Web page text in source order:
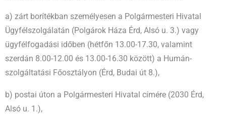
a) zárt borítékban személyesen a Polgármesteri Hivatal
Ügyfélszolgálatán (Polgárok Háza Érd, Alsó u. 3.) vagy
ügyfélfogadási időben (hétfőn 13.00-17.30, valamint
szerdán 8.00-12.00 és 13.00-16.30 között) a Humán-
szolgáltatási Főosztályon (Érd, Budai út 8.),
b) postai úton a Polgármesteri Hivatal címére (2030 Érd,
Alsó u. 1.),